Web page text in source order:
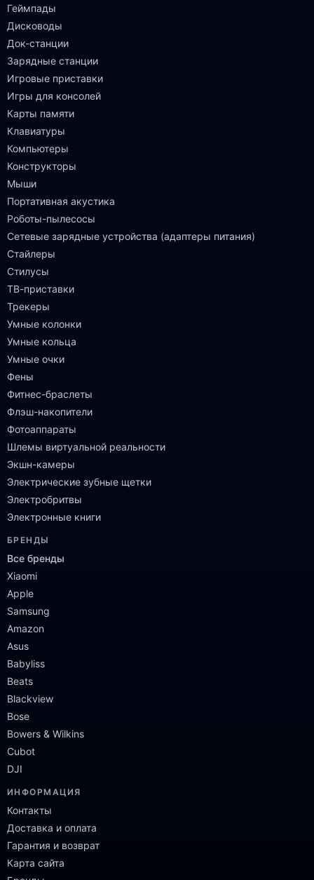
Геймпады
Дисководы
Док-станции
Зарядные станции
Игровые приставки
Игры для консолей
Карты памяти
Клавиатуры
Компьютеры
Конструкторы
Мыши
Портативная акустика
Роботы-пылесосы
Сетевые зарядные устройства (адаптеры питания)
Стайлеры
Стилусы
ТВ-приставки
Трекеры
Умные колонки
Умные кольца
Умные очки
Фены
Фитнес-браслеты
Флэш-накопители
Фотоаппараты
Шлемы виртуальной реальности
Экшн-камеры
Электрические зубные щетки
Электробритвы
Электронные книги
БРЕНДЫ
Все бренды
Xiaomi
Apple
Samsung
Amazon
Asus
Babyliss
Beats
Blackview
Bose
Bowers & Wilkins
Cubot
DJI
ИНФОРМАЦИЯ
Контакты
Доставка и оплата
Гарантия и возврат
Карта сайта